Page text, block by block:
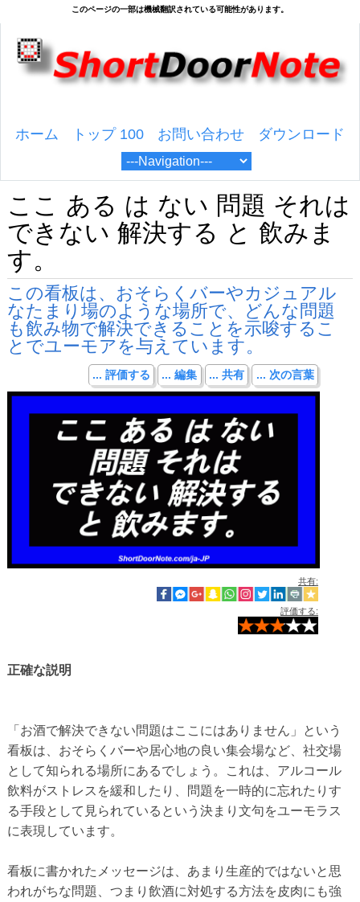
ホーム トップ 100 お問い合わせ ダウンロード
ここ ある は ない 問題 それは
できない 解決する と 飲みま
す。
この看板は、おそらくバーやカジュアル
なたまり場のような場所で、どんな問題
も飲み物で解決できることを示唆するこ
とでユーモアを与えています。
... 評価する ... 編集 ... 共有 ... 次の言葉
共有:
評価する:
正確な説明
「お酒で解決できない問題はここにはありません」という
看板は、おそらくバーや居心地の良い集会場など、社交場
として知られる場所にあるでしょう。これは、アルコール
飲料がストレスを緩和したり、問題を一時的に忘れたりす
る手段として見られているという決まり文句をユーモラス
に表現しています。
看板に書かれたメッセージは、あまり生産的ではないと思
われがちな問題、つまり飲酒に対処する方法を皮肉にも強